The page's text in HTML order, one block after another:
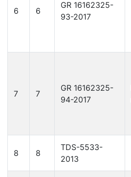
6 6
GR 16162325-
93-2017
7 7
GR 16162325-
94-2017
8 8
TDS-5533-
2013